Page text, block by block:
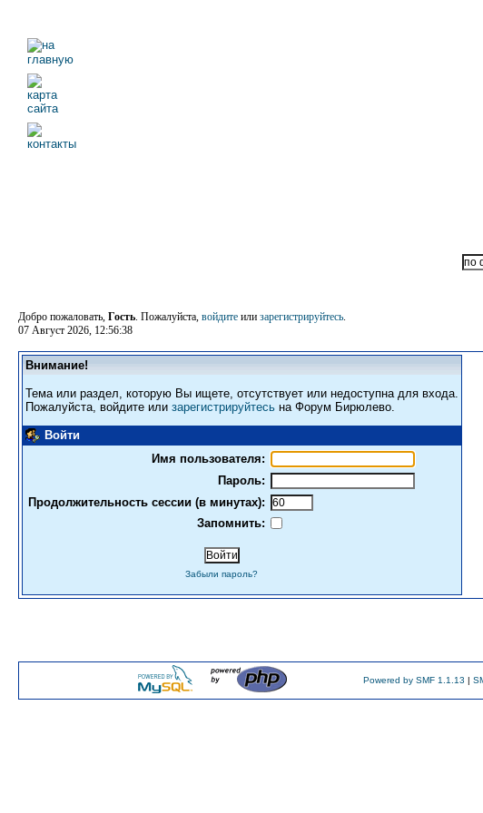
Добро пожаловать, Гость. Пожалуйста, войдите или зарегистрируйтесь.
07 Август 2026, 12:56:38
Внимание!
Тема или раздел, которую Вы ищете, отсутствует или недоступна для входа.
Пожалуйста, войдите или зарегистрируйтесь на Форум Бирюлево.
Войти
Имя пользователя:
Пароль:
Продолжительность сессии (в минутах):
Запомнить:
Забыли пароль?
Powered by SMF 1.1.13 |